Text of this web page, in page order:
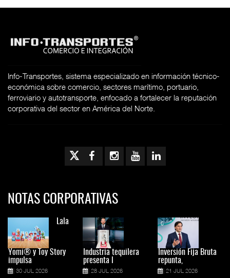
Info-Transportes, sistema especializado en información técnico-
económica sobre comercio, sectores marítimo, portuario,
ferroviario y autotransporte, enfocado a fortalecer la reputación
corporativa del sector en América del Norte.
NOTAS CORPORATIVAS
Lala
Yomi® y Toy Story
impulsa
30 JUL 2026
Industria tequilera
presenta l
28 JUL 2026
Inversión Fija Bruta
repunta,
21 JUL 2026